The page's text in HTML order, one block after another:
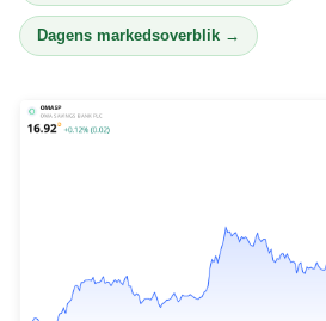
Dagens markedsoverblik →